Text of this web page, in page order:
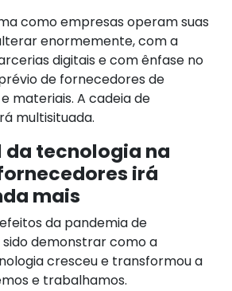
como empresas operam suas
enormemente, com a
digitais e com ênfase no
de fornecedores de
materiais. A cadeia de
multisituada.
da tecnologia na
irá
mais
da pandemia de
demonstrar como a
cresceu e transformou a
e trabalhamos.